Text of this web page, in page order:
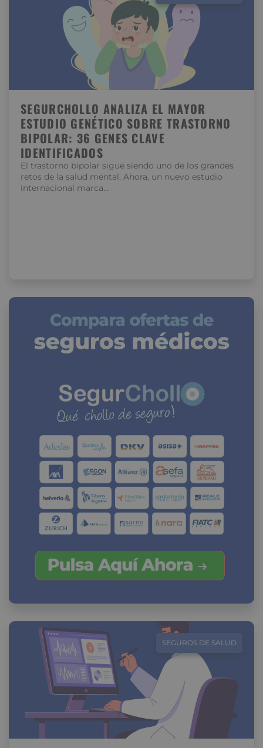
SEGURCHOLLO ANALIZA EL MAYOR
ESTUDIO GENÉTICO SOBRE TRASTORNO
BIPOLAR: 36 GENES CLAVE
IDENTIFICADOS
El trastorno bipolar sigue siendo uno de los grandes
retos de la salud mental. Ahora, un nuevo estudio
internacional marca…
SEGUROS DE SALUD